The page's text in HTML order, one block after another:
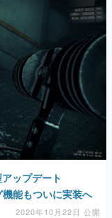
ップデート
能もついに実装へ
2020年10月22日 公開